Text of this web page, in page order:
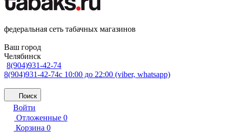
федеральная сеть табачных магазинов
Ваш город
Челябинск
8(904)931-42-74
8(904)931-42-74с 10:00 до 22:00 (viber, whatsapp)
Поиск
Войти
Отложенные 0
Корзина 0